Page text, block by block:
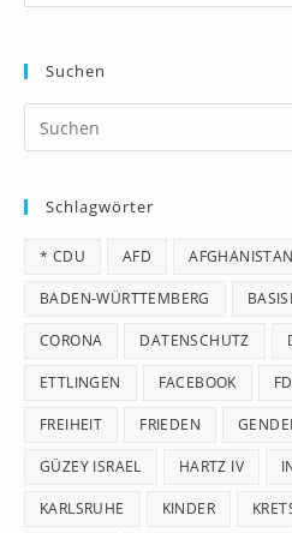
Suchen
Schlagwörter
* CDU AFD AFGHANISTAN
BADEN-WÜRTTEMBERG
CORONA DATENSCHUTZ
ETTLINGEN FACEBOOK
FREIHEIT FRIEDEN
GÜZEY ISRAEL HARTZ IV
KARLSRUHE KINDER